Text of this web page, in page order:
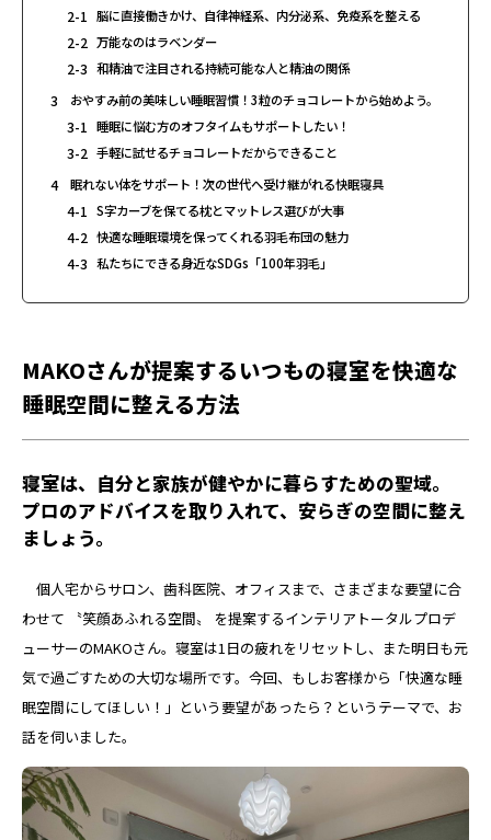
2-1 脳に直接働きかけ、自律神経系、内分泌系、免疫系を整える
2-2 万能なのはラベンダー
2-3 和精油で注目される持続可能な人と精油の関係
3 おやすみ前の美味しい睡眠習慣！3粒のチョコレートから始めよう。
3-1 睡眠に悩む方のオフタイムもサポートしたい！
3-2 手軽に試せるチョコレートだからできること
4 眠れない体をサポート！次の世代へ受け継がれる快眠寝具
4-1 S字カーブを保てる枕とマットレス選びが大事
4-2 快適な睡眠環境を保ってくれる羽毛布団の魅力
4-3 私たちにできる身近なSDGs「100年羽毛」
MAKOさんが提案するいつもの寝室を快適な
睡眠空間に整える方法
寝室は、自分と家族が健やかに暮らすための聖域。
プロのアドバイスを取り入れて、安らぎの空間に整え
ましょう。
個人宅からサロン、歯科医院、オフィスまで、さまざまな要望に合
わせて 〝笑顔あふれる空間〟 を提案するインテリアトータルプロデ
ューサーのMAKOさん。寝室は1日の疲れをリセットし、また明日も元
気で過ごすための大切な場所です。今回、もしお客様から「快適な睡
眠空間にしてほしい！」という要望があったら？というテーマで、お
話を伺いました。